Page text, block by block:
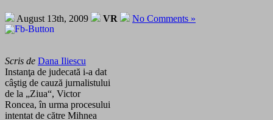
August 13th, 2009 VR No Comments »
Scris de Dana Iliescu
Instanţa de judecată i-a dat
câştig de cauză jurnalistului
de la „Ziua“, Victor
Roncea, în urma procesului
intentat de către Mihnea